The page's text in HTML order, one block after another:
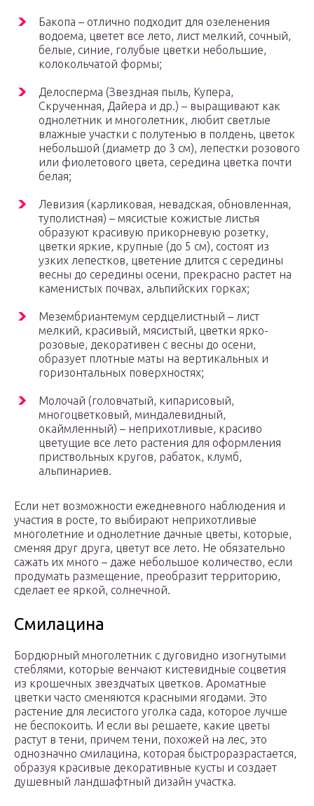
Бакопа – отлично подходит для озеленения
водоема, цветет все лето, лист мелкий, сочный,
белые, синие, голубые цветки небольшие,
колокольчатой формы;
Делосперма (Звездная пыль, Купера,
Скрученная, Дайера и др.) – выращивают как
однолетник и многолетник, любит светлые
влажные участки с полутенью в полдень, цветок
небольшой (диаметр до 3 см), лепестки розового
или фиолетового цвета, середина цветка почти
белая;
Левизия (карликовая, невадская, обновленная,
туполистная) – мясистые кожистые листья
образуют красивую прикорневую розетку,
цветки яркие, крупные (до 5 см), состоят из
узких лепестков, цветение длится с середины
весны до середины осени, прекрасно растет на
каменистых почвах, альпийских горках;
Мезембриантемум сердцелистный – лист
мелкий, красивый, мясистый, цветки ярко-
розовые, декоративен с весны до осени,
образует плотные маты на вертикальных и
горизонтальных поверхностях;
Молочай (головчатый, кипарисовый,
многоцветковый, миндалевидный,
окаймленный) – неприхотливые, красиво
цветущие все лето растения для оформления
приствольных кругов, рабаток, клумб,
альпинариев.
Если нет возможности ежедневного наблюдения и
участия в росте, то выбирают неприхотливые
многолетние и однолетние дачные цветы, которые,
сменяя друг друга, цветут все лето. Не обязательно
сажать их много – даже небольшое количество, если
продумать размещение, преобразит территорию,
сделает ее яркой, солнечной.
Смилацина
Бордюрный многолетник с дуговидно изогнутыми
стеблями, которые венчают кистевидные соцветия
из крошечных звездчатых цветков. Ароматные
цветки часто сменяются красными ягодами. Это
растение для лесистого уголка сада, которое лучше
не беспокоить. И если вы решаете, какие цветы
растут в тени, причем тени, похожей на лес, это
однозначно смилацина, которая быстроразрастается,
образуя красивые декоративные кусты и создает
душевный ландшафтный дизайн участка.